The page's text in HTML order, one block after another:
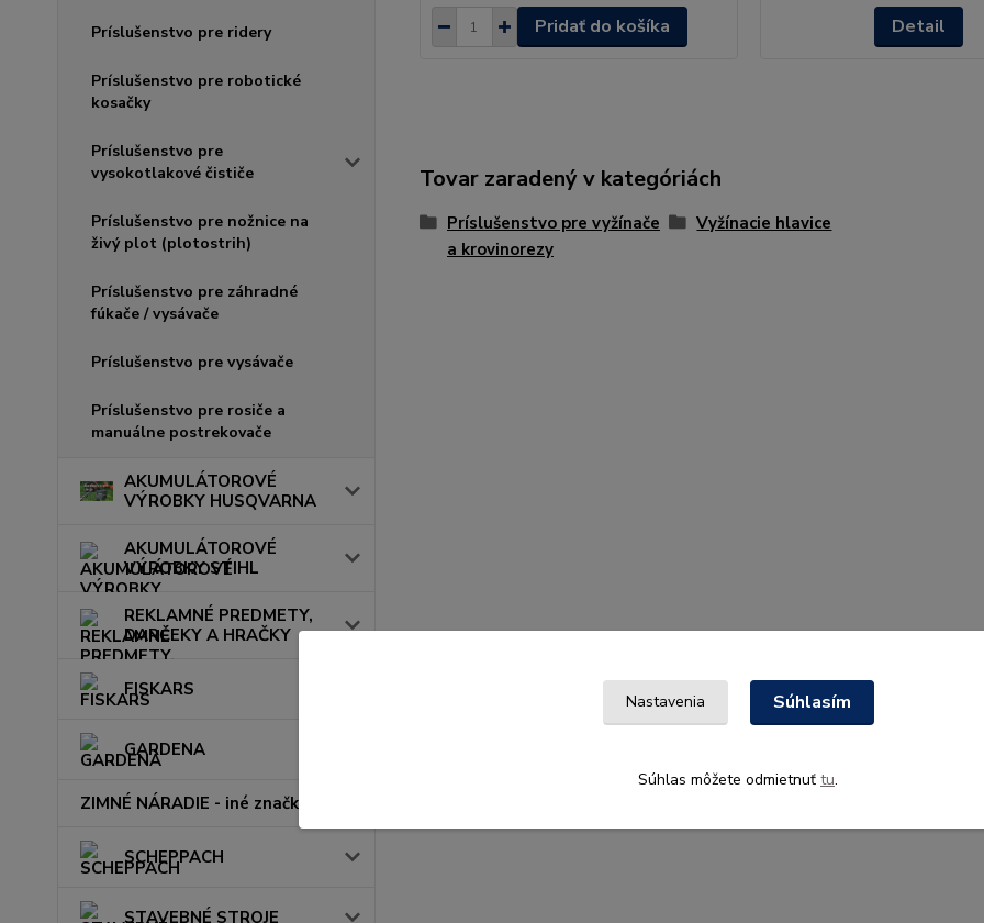
Príslušenstvo pre ridery
Príslušenstvo pre robotické
kosačky
Príslušenstvo pre
vysokotlakové čističe
Príslušenstvo pre nožnice na
živý plot (plotostrih)
Príslušenstvo pre záhradné
fúkače / vysávače
Príslušenstvo pre vysávače
Príslušenstvo pre rosiče a
manuálne postrekovače
AKUMULÁTOROVÉ
VÝROBKY HUSQVARNA
AKUMULÁTOROVÉ
VÝROBKY STIHL
REKLAMNÉ PREDMETY,
DARČEKY A HRAČKY
FISKARS
GARDENA
ZIMNÉ NÁRADIE - iné značky
SCHEPPACH
STAVEBNÉ STROJE
Pridať do košíka Detail
Tovar zaradený v kategóriách
Príslušenstvo pre vyžínače
a krovinorezy
Vyžínacie hlavice
Nastavenia Súhlasím
Súhlas môžete odmietnuť tu.